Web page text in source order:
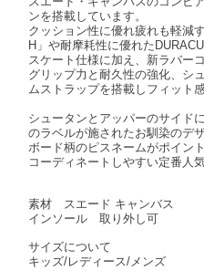
ンを搭載しています。
クッション性に優れ疲れも軽減
H」や耐摩耗性に優れた
スケート仕様に加え、新ラバー
グリップ力と耐久性の強化、シ
ムストラップを搭載しフィット
シュータンとアッパーのサイド
のラベルが施されたお馴染のデ
ボード柄のピスネームがポイント
コーディネートしやすい定番人
素材 スエード キャンバス
インソール 取り外し可
サイズについて
キッズ/レディース/メンズ